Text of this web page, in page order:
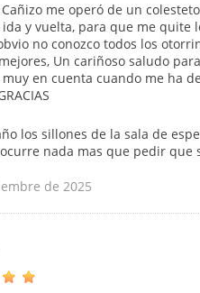
Cañizo me operó de un
y vuelta, para que me quite
no conozco todos los
Un cariñoso saludo
en cuenta cuando me ha
los sillones de la sala de
nada mas que pedir que
de 2025